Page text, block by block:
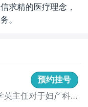
求精的医疗理念，
。
预约挂号
英主任对于妇产科...